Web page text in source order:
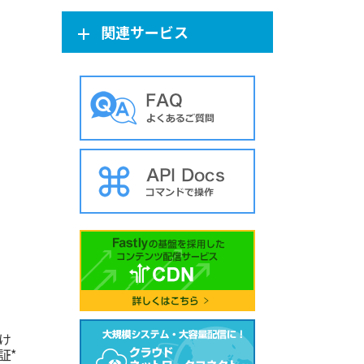
*
関連サービス